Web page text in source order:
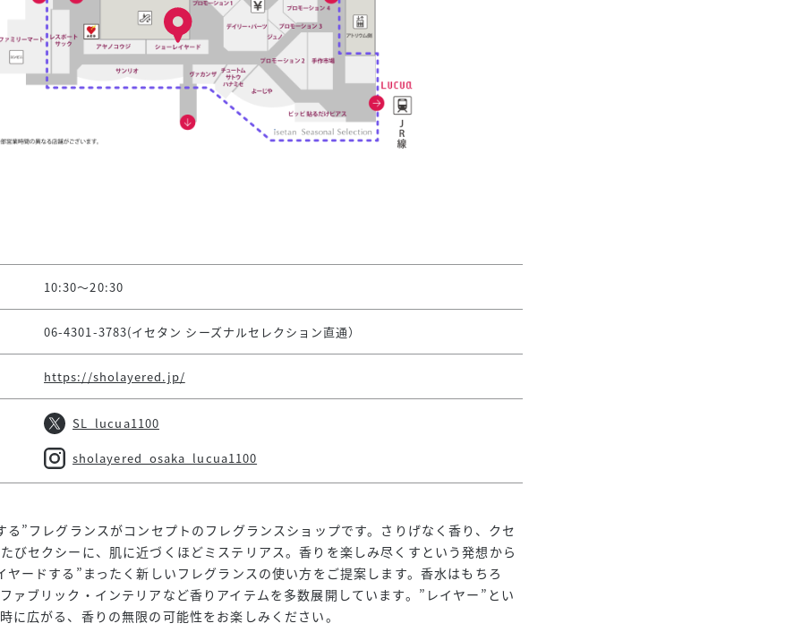
10:30～20:30
06-4301-3783(イセタン シーズナルセレクション直通）
https://sholayered.jp/
SL_lucua1100
sholayered_osaka_lucua1100
る”フレグランスがコンセプトのフレグランスショップです。さりげなく香り、クセ
びセクシーに、肌に近づくほどミステリアス。香りを楽しみ尽くすという発想から
ヤードする”まったく新しいフレグランスの使い方をご提案します。香水はもちろ
ァブリック・インテリアなど香りアイテムを多数展開しています。”レイヤー”とい
に広がる、香りの無限の可能性をお楽しみください。